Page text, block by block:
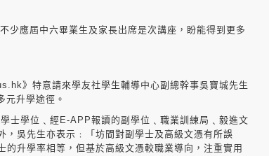
少應屆中六畢業生及家長出席是次講座，盼能得到更多
》特意請來學友社學生輔導中心副總幹事吳寶城先生
元升學途徑。
士學位﹑經E-APP報讀的副學位﹑職業訓練局﹑毅進文
吳先生亦表示﹕「坊間對副學士及高級文憑有所誤
升學率相等，但基於高級文憑較職業導向，注重實用